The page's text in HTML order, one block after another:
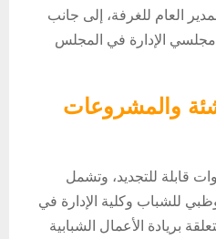
العام للغرفة، إلى جانب
الإدارة في المجلس
والمشروعات
قابلة للتجديد، وتشمل
للشباب وكلية الإدارة في
بريادة الأعمال الشبابية